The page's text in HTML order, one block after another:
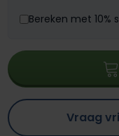
Bereken met 10%
Vraag